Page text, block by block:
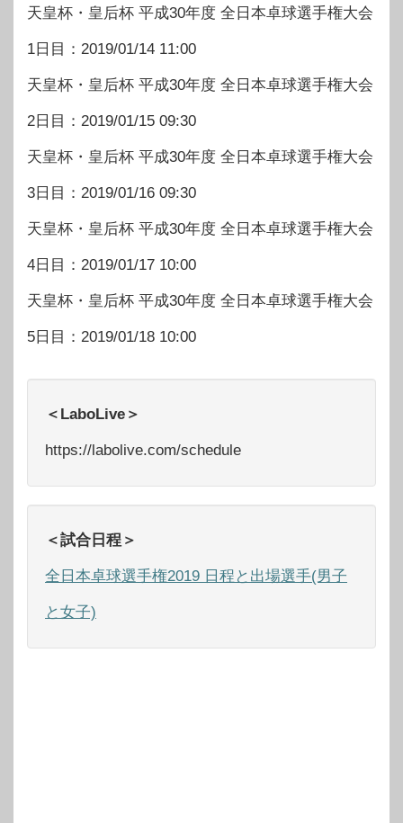
天皇杯・皇后杯 平成30年度 全日本卓球選手権大会
1日目：2019/01/14 11:00
天皇杯・皇后杯 平成30年度 全日本卓球選手権大会
2日目：2019/01/15 09:30
天皇杯・皇后杯 平成30年度 全日本卓球選手権大会
3日目：2019/01/16 09:30
天皇杯・皇后杯 平成30年度 全日本卓球選手権大会
4日目：2019/01/17 10:00
天皇杯・皇后杯 平成30年度 全日本卓球選手権大会
5日目：2019/01/18 10:00
＜LaboLive＞
https://labolive.com/schedule
＜試合日程＞
全日本卓球選手権2019 日程と出場選手(男子
と女子)